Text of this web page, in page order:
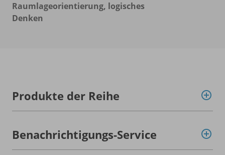
Raumlageorientierung, logisches
Denken
Produkte der Reihe
Benachrichtigungs-Service